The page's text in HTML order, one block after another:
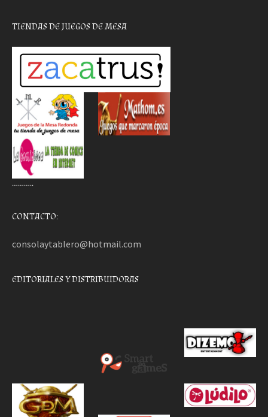
TIENDAS DE JUEGOS DE MESA
………..
CONTACTO:
consolaytablero@hotmail.com
EDITORIALES Y DISTRIBUIDORAS